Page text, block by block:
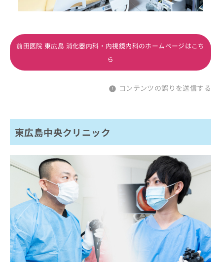
前田医院 東広島 消化器内科・内視鏡内科のホームページはこち
ら
コンテンツの誤りを送信する
東広島中央クリニック